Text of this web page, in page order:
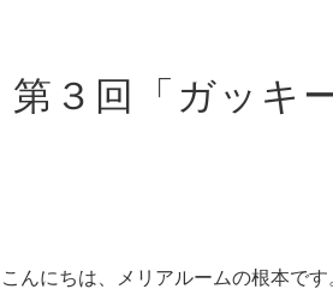
第３回「ガッキ
こんにちは、メリアルームの根本です